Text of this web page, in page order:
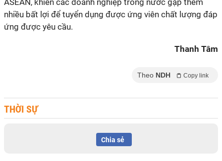
ASEAN, khiến các doanh nghiệp trong nước gặp thêm
nhiều bất lợi để tuyển dụng được ứng viên chất lượng đáp
ứng được yêu cầu.
Thanh Tâm
Theo NDH Copy link
THỜI SỰ
Chia sẻ